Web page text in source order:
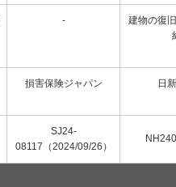
-
建物の復
損害保険ジャパン 日
SJ24-
08117（2024/09/26）